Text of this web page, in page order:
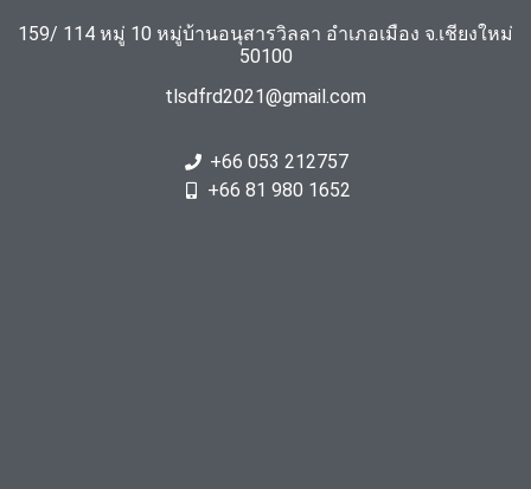
159/ 114 หมู่ 10 หมู่บ้านอนุสารวิลลา อำเภอเมือง จ.เชียงใหม่
50100
tlsdfrd2021@gmail.com
+66 053 212757
+66 81 980 1652